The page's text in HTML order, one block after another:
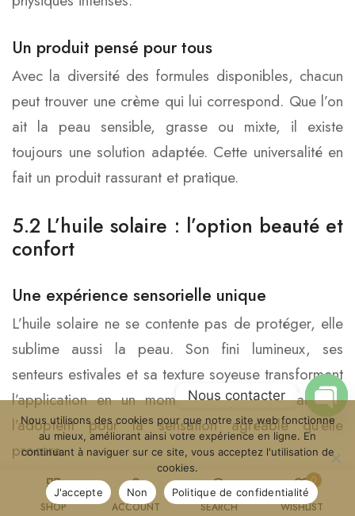
SHOP ACCOUNT SEARCH
0
WISHLIST
Un produit pensé pour tous
Avec la diversité des formules disponibles, chacun
peut trouver une crème qui lui correspond. Que l’on
ait la peau sensible, grasse ou mixte, il existe
toujours une solution adaptée. Cette universalité en
fait un produit rassurant et pratique.
5.2 L’huile solaire : l’option beauté et
confort
Une expérience sensorielle unique
L’huile solaire ne se contente pas de protéger, elle
sublime aussi la peau. Son fini lumineux, ses
senteurs estivales et sa texture soyeuse transforment
l’application en un moment de plaisir. Beaucoup
l’adoptent pour la sensation agréable qu’elle
procure.
Une protection adaptée au quotidien
Nous utilisons des cookies pour que notre site web fonctionne
au mieux, améliorant ainsi votre expérience en ligne. En
continuant à naviguer sur ce site, vous acceptez l'utilisation de
cookies.
J'accepte
Non Politique de confidentialité
Nous contacter